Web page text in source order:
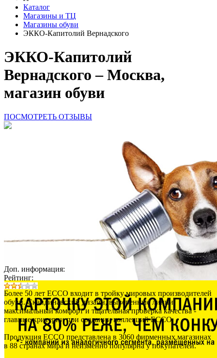
Каталог
Магазины и ТЦ
Магазины обуви
ЭККО-Капитолий Вернадского
ЭККО-Капитолий
Вернадского – Москва,
магазин обуви
ПОСМОТРЕТЬ ОТЗЫВЫ
Доп. информация:
Рейтинг:
Более 50 лет ECCO входит в тройку мировых производителей
обуви. Скандинавский дизайн, выверенные линии,
максимальный комфорт и тщательная проверка качества -
главные критерии при создании коллекций ECCO.
Продукция ЕССО представлена в 3060 фирменных магазинах
в 88 странах мира и неизменно популярна у покупателей.